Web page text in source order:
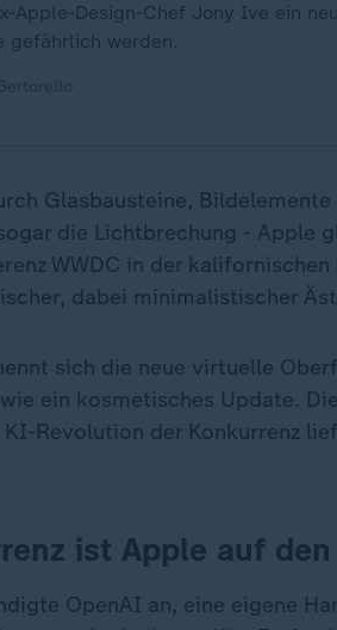
Apple-Design-Chef Jony Ive ein
gefährlich werden.
Glasbausteine,
die Lichtbrechung - Apple
WWDC in der
dabei minimalistischer
sich die neue virtuelle
ein kosmetisches Update.
Revolution der Konkurrenz
ist Apple auf den
OpenAI an, eine eigene